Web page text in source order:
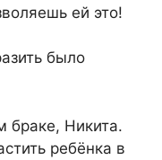
ей это!
было
браке, Никита.
ребёнка в